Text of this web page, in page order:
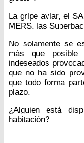
La gripe aviar, el
MERS, las
No solamente se
más que posible
indeseados
que no ha sido
que todo forma
plazo.
¿Alguien está
habitación?